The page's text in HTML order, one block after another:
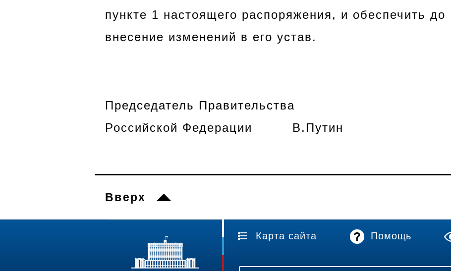
пункте 1 настоящего распоряжения, и обеспечить до
внесение изменений в его устав.
Председатель Правительства
Российской Федерации В.Путин
Вверх
Карта сайта Помощь